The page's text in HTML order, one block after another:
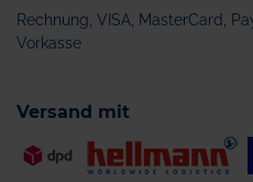
Rechnung, VISA, MasterCard,
Vorkasse
Versand mit